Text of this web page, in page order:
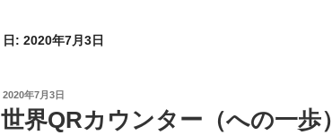
日: 2020年7月3日
投
稿
日:
2020年7月3日
世界QRカウンター（への一歩）